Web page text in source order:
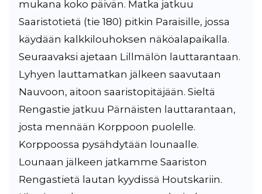
mukana koko päivän. Matka jatkuu
Saaristotietä (tie 180) pitkin Paraisille, jossa
käydään kalkkilouhoksen näköalapaikalla.
Seuraavaksi ajetaan Lillmälön lauttarantaan.
Lyhyen lauttamatkan jälkeen saavutaan
Nauvoon, aitoon saaristopitäjään. Sieltä
Rengastie jatkuu Pärnäisten lauttarantaan,
josta mennään Korppoon puolelle.
Korppoossa pysähdytään lounaalle.
Lounaan jälkeen jatkamme Saariston
Rengastietä lautan kyydissä Houtskariin.